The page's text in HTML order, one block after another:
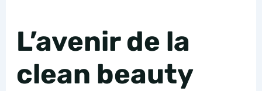
L’avenir de la
clean beauty